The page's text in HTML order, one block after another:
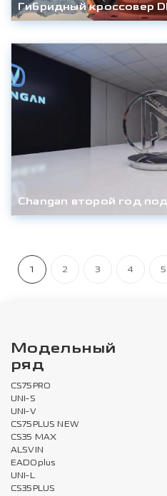
1 2 3 4 5
Модельный
ряд
CS75PRO
UNI-S
UNI-V
CS75PLUS NEW
CS35 MAX
ALSVIN
EADOplus
UNI-L
CS35PLUS